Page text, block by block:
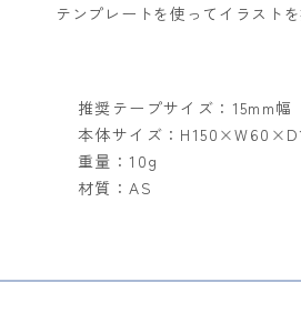
テンプレートを使ってイラスト
推奨テープサイズ：15mm幅
本体サイズ：
重量：10g
材質：AS